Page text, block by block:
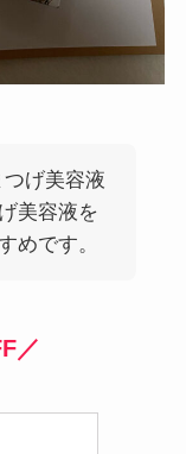
げ美容液
美容液を
めです。
／